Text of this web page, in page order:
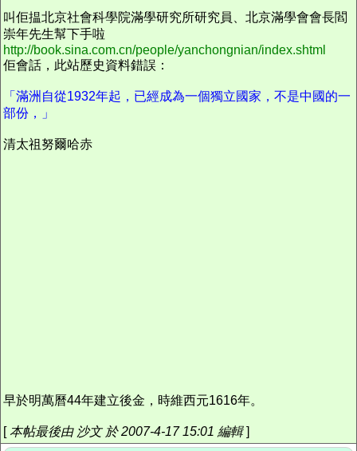
叫佢揾北京社會科學院滿學研究所研究員、北京滿學會會長閻
崇年先生幫下手啦
http://book.sina.com.cn/people/yanchongnian/index.shtml
佢會話，此站歷史資料錯誤：
「滿洲自從1932年起，已經成為一個獨立國家，不是中國的一
部份，」
清太祖努爾哈赤
早於明萬曆44年建立後金，時維西元1616年。
[本帖最後由 沙文 於 2007-4-17 15:01 編輯]